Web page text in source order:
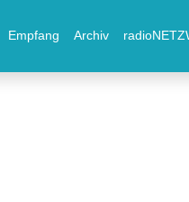
Empfang Archiv